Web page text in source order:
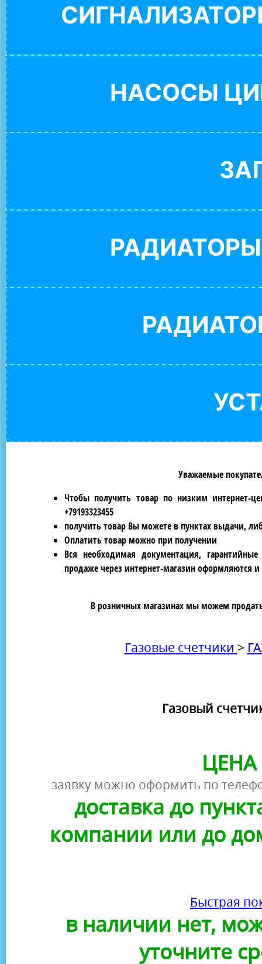
НАСОСЫ
Уважаемые
Чтобы получить товар по низким интернет-
+79193323455
получить товар Вы можете в пунктах выдачи,
Оплатить товар можно при получении
Вся необходимая документация,
продаже через интернет-магазин оформляются
В розничных магазинах мы можем
Газовые счетчики >
Газовый
ЦЕНА
заявку можно оформить по
доставка до
компании или до
Быстрая
в наличии нет,
уточните